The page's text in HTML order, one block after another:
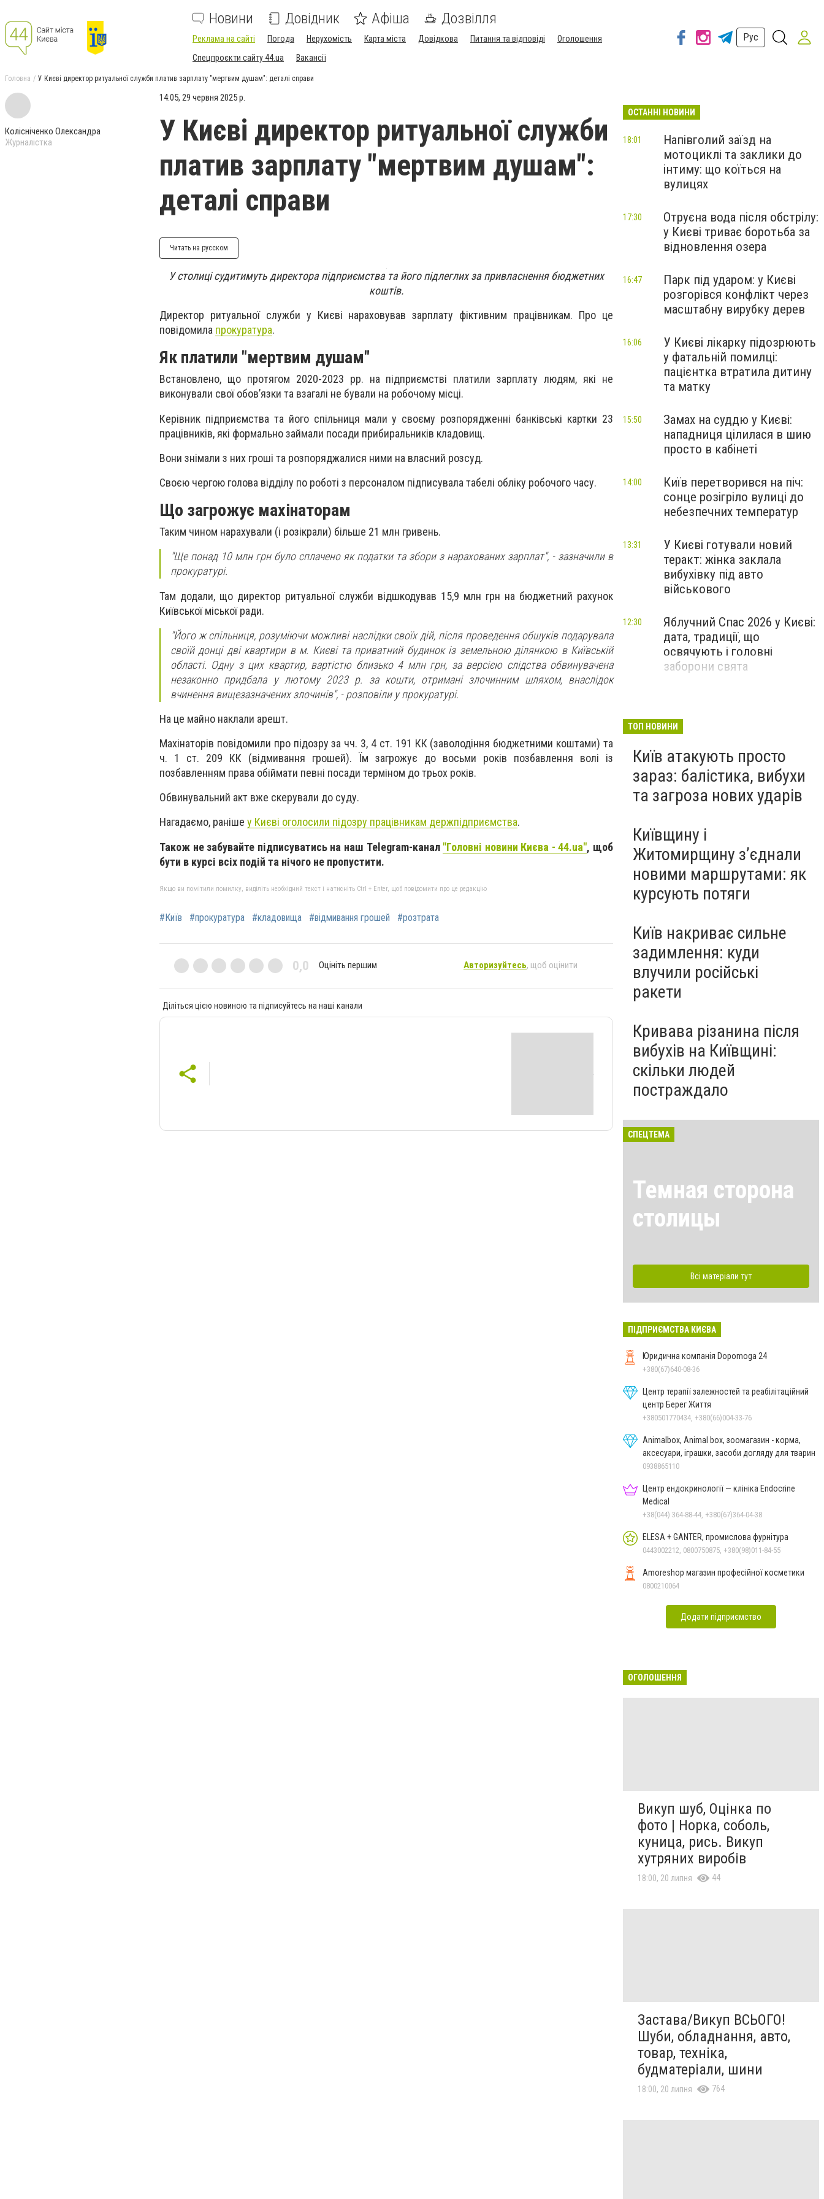
Новини Довідник Афіша Дозвілля
Реклама на сайті Погода Нерухомість Карта міста Довідкова Питання та відповіді
Оголошення
Спецпроєкти сайту 44.ua
Вакансії
Рус
Головна У Києві директор ритуальної служби платив зарплату "мертвим душам": деталі справи
Колісніченко Олександра
Журналістка
14:05, 29 червня 2025 р.
У Києві директор ритуальної служби
платив зарплату "мертвим душам":
деталі справи
Читать на русском
У столиці судитимуть директора підприємства та його підлеглих за привласнення бюджетних
коштів.
Директор ритуальної служби у Києві нараховував зарплату фіктивним працівникам. Про це
повідомила прокуратура.
Як платили "мертвим душам"
Встановлено, що протягом 2020-2023 рр. на підприємстві платили зарплату людям, які не
виконували свої обов’язки та взагалі не бували на робочому місці.
Керівник підприємства та його спільниця мали у своєму розпорядженні банківські картки 23
працівників, які формально займали посади прибиральників кладовищ.
Вони знімали з них гроші та розпоряджалися ними на власний розсуд.
Своєю чергою голова відділу по роботі з персоналом підписувала табелі обліку робочого часу.
Що загрожує махінаторам
Таким чином нарахували (і розікрали) більше 21 млн гривень.
"Ще понад 10 млн грн було сплачено як податки та збори з нарахованих зарплат", - зазначили в
прокуратурі.
Там додали, що директор ритуальної служби відшкодував 15,9 млн грн на бюджетний рахунок
Київської міської ради.
"Його ж спільниця, розуміючи можливі наслідки своїх дій, після проведення обшуків подарувала
своїй донці дві квартири в м. Києві та приватний будинок із земельною ділянкою в Київській
області. Одну з цих квартир, вартістю близько 4 млн грн, за версією слідства обвинувачена
незаконно придбала у лютому 2023 р. за кошти, отримані злочинним шляхом, внаслідок
вчинення вищезазначених злочинів", - розповіли у прокуратурі.
На це майно наклали арешт.
Махінаторів повідомили про підозру за чч. 3, 4 ст. 191 КК (заволодіння бюджетними коштами) та
ч. 1 ст. 209 КК (відмивання грошей). Їм загрожує до восьми років позбавлення волі із
позбавленням права обіймати певні посади терміном до трьох років.
Обвинувальний акт вже скерували до суду.
Нагадаємо, раніше у Києві оголосили підозру працівникам держпідприємства.
Також не забувайте підписуватись на наш Telegram-канал "Головні новини Києва - 44.ua", щоб
бути в курсі всіх подій та нічого не пропустити.
Якщо ви помітили помилку, виділіть необхідний текст і натисніть Ctrl + Enter, щоб повідомити про це редакцію
#Київ #прокуратура #кладовища #відмивання грошей #розтрата
0,0 Оцініть першим Авторизуйтесь, щоб оцінити
Діліться цією новиною та підписуйтесь на наші канали
ОСТАННІ НОВИНИ
Напівголий заїзд на
мотоциклі та заклики до
інтиму: що коїться на
вулицях
18:01
Отруєна вода після обстрілу:
у Києві триває боротьба за
відновлення озера
17:30
Парк під ударом: у Києві
розгорівся конфлікт через
масштабну вирубку дерев
16:47
У Києві лікарку підозрюють
у фатальній помилці:
пацієнтка втратила дитину
та матку
16:06
Замах на суддю у Києві:
нападниця цілилася в шию
просто в кабінеті
15:50
Київ перетворився на піч:
сонце розігріло вулиці до
небезпечних температур
14:00
У Києві готували новий
теракт: жінка заклала
вибухівку під авто
військового
13:31
Яблучний Спас 2026 у Києві:
дата, традиції, що
освячують і головні
заборони свята
12:30
ТОП НОВИНИ
Київ атакують просто
зараз: балістика, вибухи
та загроза нових ударів
Київщину і
Житомирщину з’єднали
новими маршрутами: як
курсують потяги
Київ накриває сильне
задимлення: куди
влучили російські
ракети
Кривава різанина після
вибухів на Київщині:
скільки людей
постраждало
СПЕЦТЕМА
Темная сторона
столицы
Всі матеріали тут
ПІДПРИЄМСТВА КИЄВА
Юридична компанія Dopomoga 24
+380(67)640-08-36
Центр терапії залежностей та реабілітаційний
центр Берег Життя
+380501770434, +380(66)004-33-76
Animalbox, Animal box, зоомагазин - корма,
аксесуари, іграшки, засоби догляду для тварин
0938865110
Центр ендокринології — клініка Endocrine
Medical
+38(044) 364-88-44, +380(67)364-04-38
ELESA + GANTER, промислова фурнітура
0443002212, 0800750875, +380(98)011-84-55
Amoreshop магазин професійної косметики
0800210064
Додати підприємство
ОГОЛОШЕННЯ
Викуп шуб, Оцінка по
фото | Норка, соболь,
куница, рись. Викуп
хутряних виробів
18:00, 20 липня 44
Застава/Викуп ВСЬОГО!
Шуби, обладнання, авто,
товар, техніка,
будматеріали, шини
18:00, 20 липня 764